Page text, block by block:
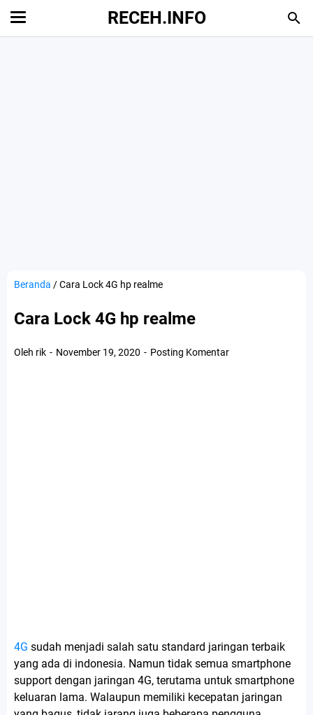
RECEH.INFO
Beranda /Cara Lock 4G hp realme
Cara Lock 4G hp realme
Oleh rik November 19, 2020 Posting Komentar
4G sudah menjadi salah satu standard jaringan terbaik
yang ada di indonesia. Namun tidak semua smartphone
support dengan jaringan 4G, terutama untuk smartphone
keluaran lama. Walaupun memiliki kecepatan jaringan